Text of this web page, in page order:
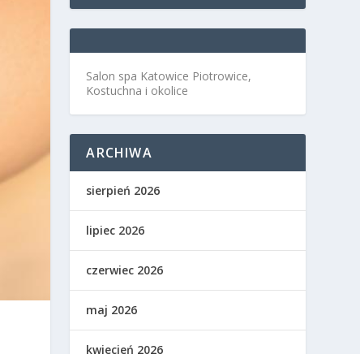
Salon spa Katowice Piotrowice,
Kostuchna i okolice
ARCHIWA
sierpień 2026
lipiec 2026
czerwiec 2026
maj 2026
kwiecień 2026